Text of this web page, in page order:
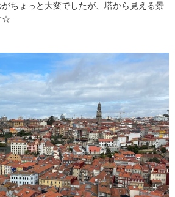
ちょっと大変でしたが、塔から見える景
☆